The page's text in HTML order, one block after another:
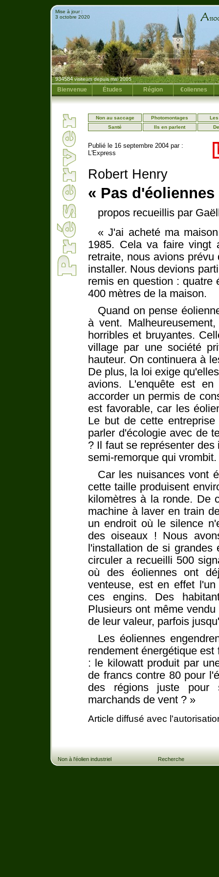
Mise à jour :
3 octobre 2020
934584visiteurs depuis mai 2005
Bienvenue Études Région €oliennes
Non au saccage Photomontages
Santé
Ils en parlent
Publié le 16 septembre 2004 par :
L'Express
Robert Henry
« Pas
propos recueillis par
« J'ai acheté ma
1985. Cela va faire vingt
retraite, nous avions
installer. Nous devions
remis en question : quatre
400 mètres de la maison.
Quand on pense
à vent.
horribles et bruyantes.
village par une société
hauteur. On continuera à
De plus, la loi exige
avions. L'enquête est
accorder un permis de
est favorable, car les
Le but de cette
parler d'écologie avec de
? Il faut se représenter
semi-remorque qui vrombit.
Car les nuisances vont
cette taille produisent
kilomètres à la ronde. De
machine à laver en train
un endroit où le silence
des oiseaux ! Nous
l'installation de si
circuler a recueilli 500
où des éoliennes ont
venteuse, est en effet
ces engins. Des
Plusieurs ont même
de leur valeur, parfois
Les éoliennes
rendement énergétique
: le kilowatt produit par
de francs contre 80 pour
des régions juste pour
marchands de vent ? »
Article diffusé avec
Non à l'éolien industriel Recherche